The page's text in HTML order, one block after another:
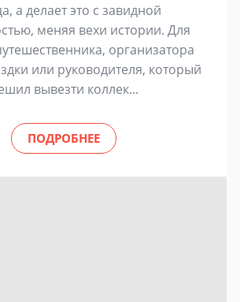
а делает это с завидной
меняя вехи истории. Для
организатора
или руководителя, который
вывезти коллек...
ПОДРОБНЕЕ